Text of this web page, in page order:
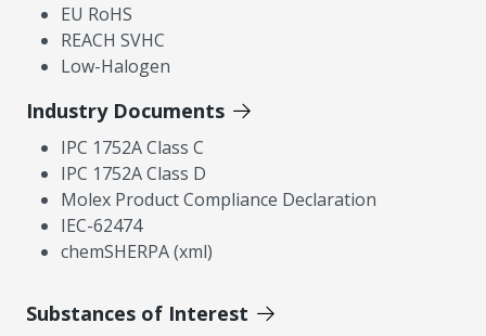
EU RoHS
REACH SVHC
Low-Halogen
Industry Documents
IPC 1752A Class C
IPC 1752A Class D
Molex Product Compliance Declaration
IEC-62474
chemSHERPA (xml)
Substances of Interest